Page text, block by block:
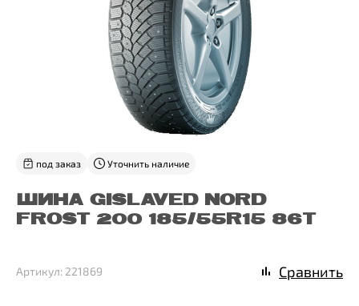
ШИНА GISLAVED NORD
FROST 200 185/55R15 86T
под заказ Уточнить наличие
Артикул: 221869 Сравнить